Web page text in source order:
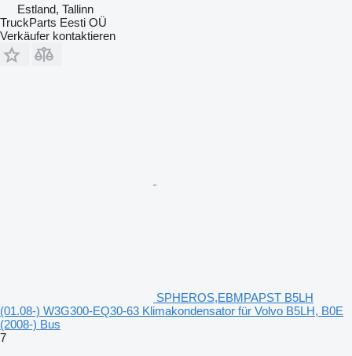
Estland, Tallinn
TruckParts Eesti OÜ
Verkäufer kontaktieren
SPHEROS,EBMPAPST B5LH
(01.08-) W3G300-EQ30-63 Klimakondensator für Volvo B5LH, B0E
(2008-) Bus
7